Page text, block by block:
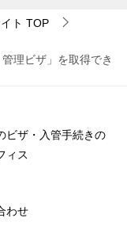
ト TOP
理ビザ」を取得でき
ビザ・入管手続きの
ィス
わせ